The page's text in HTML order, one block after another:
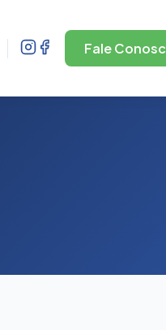
Fale